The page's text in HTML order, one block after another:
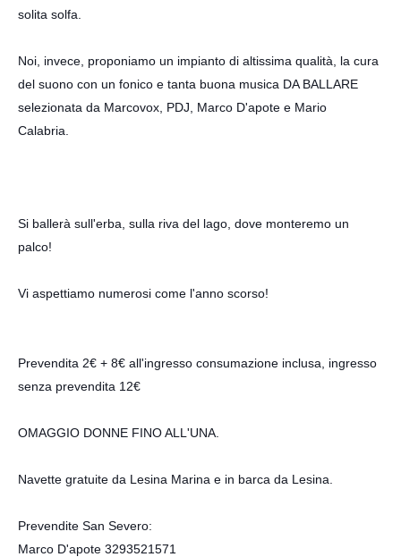
solita solfa.
Noi, invece, proponiamo un impianto di altissima qualità, la cura
del suono con un fonico e tanta buona musica DA BALLARE
selezionata da Marcovox , PDJ, Marco D'apote e Mario
Calabria.
Si ballerà sull'erba, sulla riva del lago, dove monteremo un
palco!
Vi aspettiamo numerosi come l'anno scorso!
Prevendita 2€ + 8€ all'ingresso consumazione inclusa, ingresso
senza prevendita 12€
OMAGGIO DONNE FINO ALL'UNA.
Navette gratuite da Lesina Marina e in barca da Lesina.
Prevendite San Severo:
Marco D'apote 3293521571